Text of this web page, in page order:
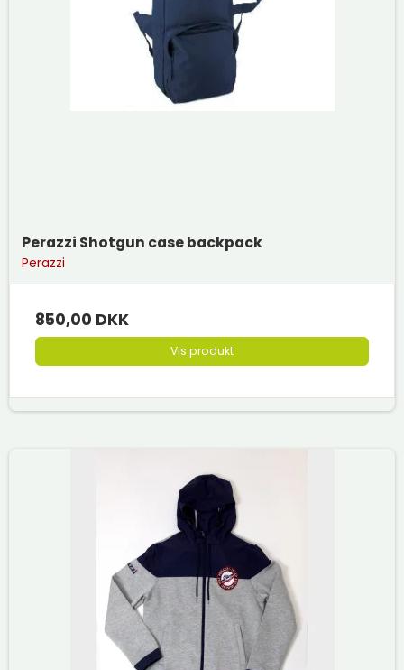
Perazzi Shotgun case backpack
Perazzi
850,00 DKK
Vis produkt